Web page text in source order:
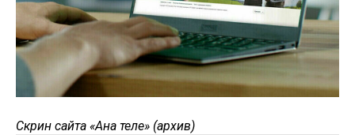
Скрин сайта «Ана теле» (архив)